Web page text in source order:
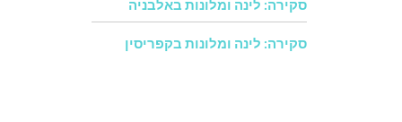
סקירה: לינה ומלונות באלבניה
סקירה: לינה ומלונות בקפריסין